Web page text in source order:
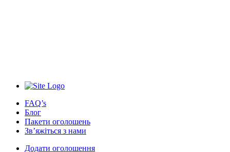
FAQ’s
Блог
Пакети оголошень
Зв’яжіться з нами
Додати оголошення